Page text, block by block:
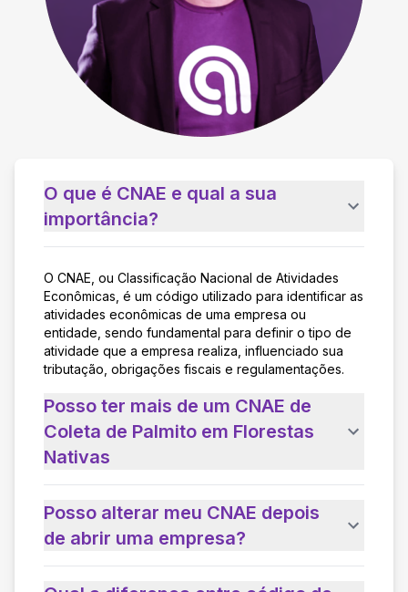
O que é CNAE e qual a sua
importância?
O CNAE, ou Classificação Nacional de Atividades
Econômicas, é um código utilizado para identificar as
atividades econômicas de uma empresa ou
entidade, sendo fundamental para definir o tipo de
atividade que a empresa realiza, influenciado sua
tributação, obrigações fiscais e regulamentações.
Posso ter mais de um CNAE de
Coleta de Palmito em Florestas
Nativas
Posso alterar meu CNAE depois
de abrir uma empresa?